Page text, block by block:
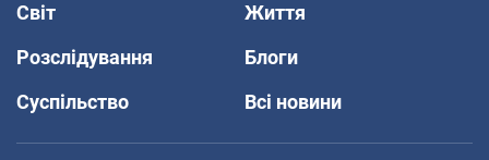
Світ
Життя
Розслідування
Блоги
Суспільство
Всі новини